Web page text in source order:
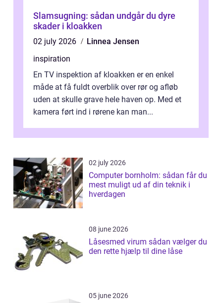
Slamsugning: sådan undgår du dyre
skader i kloakken
02 july 2026
Linnea Jensen
inspiration
En TV inspektion af kloakken er en enkel
måde at få fuldt overblik over rør og afløb
uden at skulle grave hele haven op. Med et
kamera ført ind i rørene kan man...
02 july 2026
Computer bornholm: sådan får du
mest muligt ud af din teknik i
hverdagen
08 june 2026
Låsesmed virum sådan vælger du
den rette hjælp til dine låse
05 june 2026